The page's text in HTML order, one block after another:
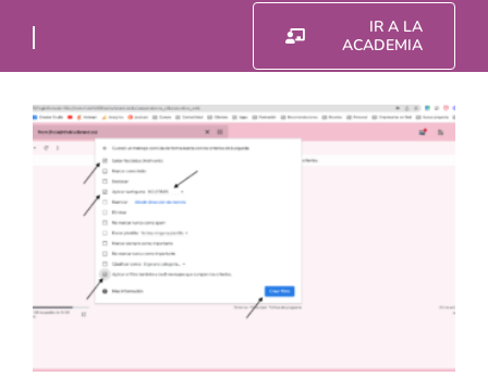
contenido
IR A LA
ACADEMIA